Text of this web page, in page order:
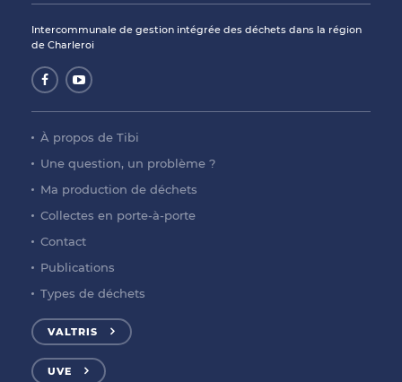
Intercommunale de gestion intégrée des déchets dans la région
de Charleroi
À propos de Tibi
Une question, un problème ?
Ma production de déchets
Collectes en porte-à-porte
Contact
Publications
Types de déchets
VALTRIS
UVE